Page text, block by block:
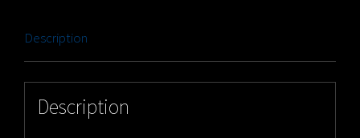
Description
Description